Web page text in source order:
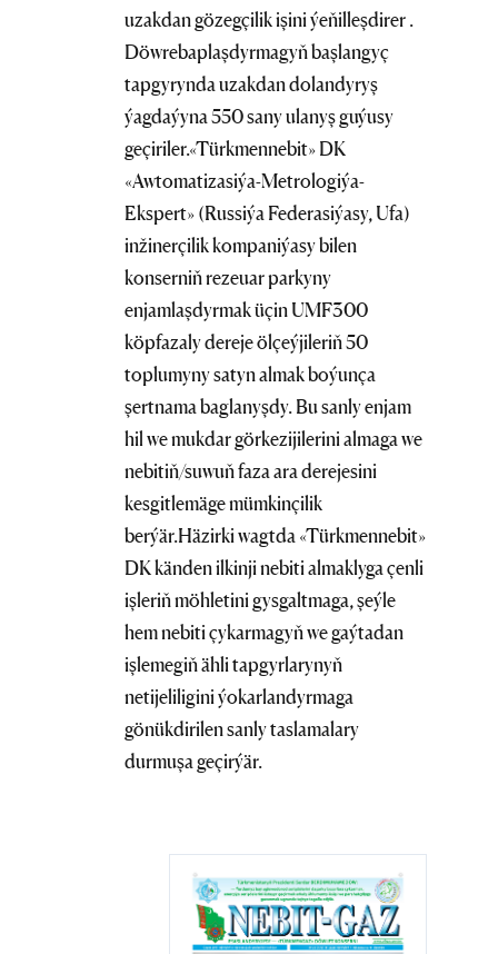
uzakdan gözegçilik işini ýeňilleşdirer .
Döwrebaplaşdyrmagyň başlangyç
tapgyrynda uzakdan dolandyryş
ýagdaýyna 550 sany ulanyş guýusy
geçiriler.«Türkmennebit» DK
«Awtomatizasiýa-Metrologiýa-
Ekspert» (Russiýa Federasiýasy, Ufa)
inžinerçilik kompaniýasy bilen
konserniň rezeuar parkyny
enjamlaşdyrmak üçin UMF300
köpfazaly dereje ölçeýjileriň 50
toplumyny satyn almak boýunça
şertnama baglanyşdy. Bu sanly enjam
hil we mukdar görkezijilerini almaga we
nebitiň/suwuň faza ara derejesini
kesgitlemäge mümkinçilik
berýär.Häzirki wagtda «Türkmennebit»
DK känden ilkinji nebiti almaklyga çenli
işleriň möhletini gysgaltmaga, şeýle
hem nebiti çykarmagyň we gaýtadan
işlemegiň ähli tapgyrlarynyň
netijeliligini ýokarlandyrmaga
gönükdirilen sanly taslamalary
durmuşa geçirýär.